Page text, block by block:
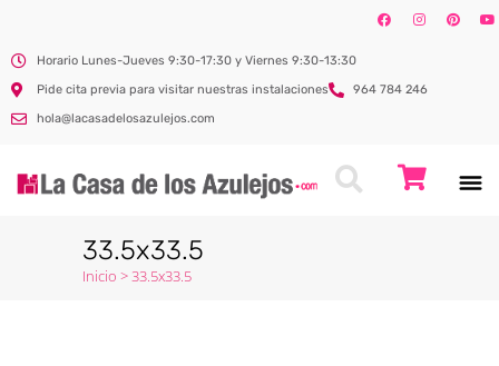
Horario Lunes-Jueves 9:30-17:30 y Viernes 9:30-13:30
Pide cita previa para visitar nuestras instalaciones
964 784 246
hola@lacasadelosazulejos.com
33.5x33.5
Inicio >33.5x33.5